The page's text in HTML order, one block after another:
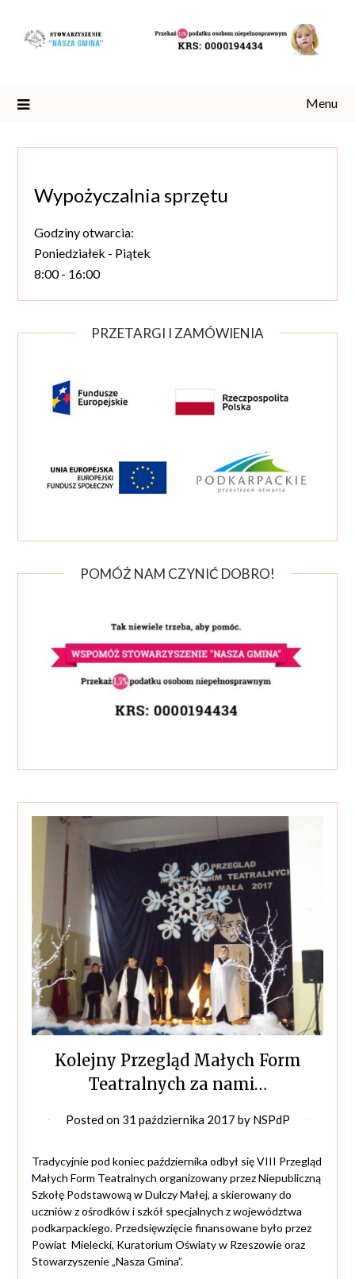
content
Menu
Wypożyczalnia sprzętu
Godziny otwarcia:
Poniedziałek - Piątek
8:00 - 16:00
PRZETARGI I ZAMÓWIENIA
POMÓŻ NAM CZYNIĆ DOBRO!
Kolejny Przegląd Małych Form
Teatralnych za nami…
Posted on 31 października 2017 by NSPdP
Tradycyjnie pod koniec października odbył się VIII Przegląd
Małych Form Teatralnych organizowany przez Niepubliczną
Szkołę Podstawową w Dulczy Małej, a skierowany do
uczniów z ośrodków i szkół specjalnych z województwa
podkarpackiego. Przedsięwzięcie finansowane było przez
Powiat Mielecki, Kuratorium Oświaty w Rzeszowie oraz
Stowarzyszenie „Nasza Gmina”.